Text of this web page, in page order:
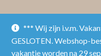
*** Wij zijn i.v.m.
GESLOTEN. Webshop-
vakantie worden na 29